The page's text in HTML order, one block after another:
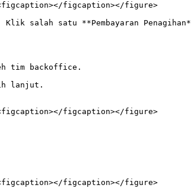
figcaption></figure>
Klik salah satu **Pembayaran
tim backoffice.
lanjut.
figcaption></figure>
figcaption></figure>